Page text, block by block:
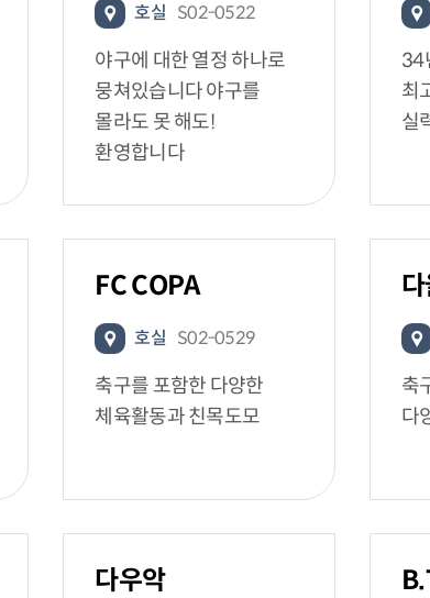
호실 S02-0522
야구에 대한 열정 하나로
뭉쳐있습니다 야구를
몰라도 못 해도!
환영합니다
34
최
실
FC COPA
호실 S02-0529
축구를 포함한 다양한
체육활동과 친목도모
축
다
다우악